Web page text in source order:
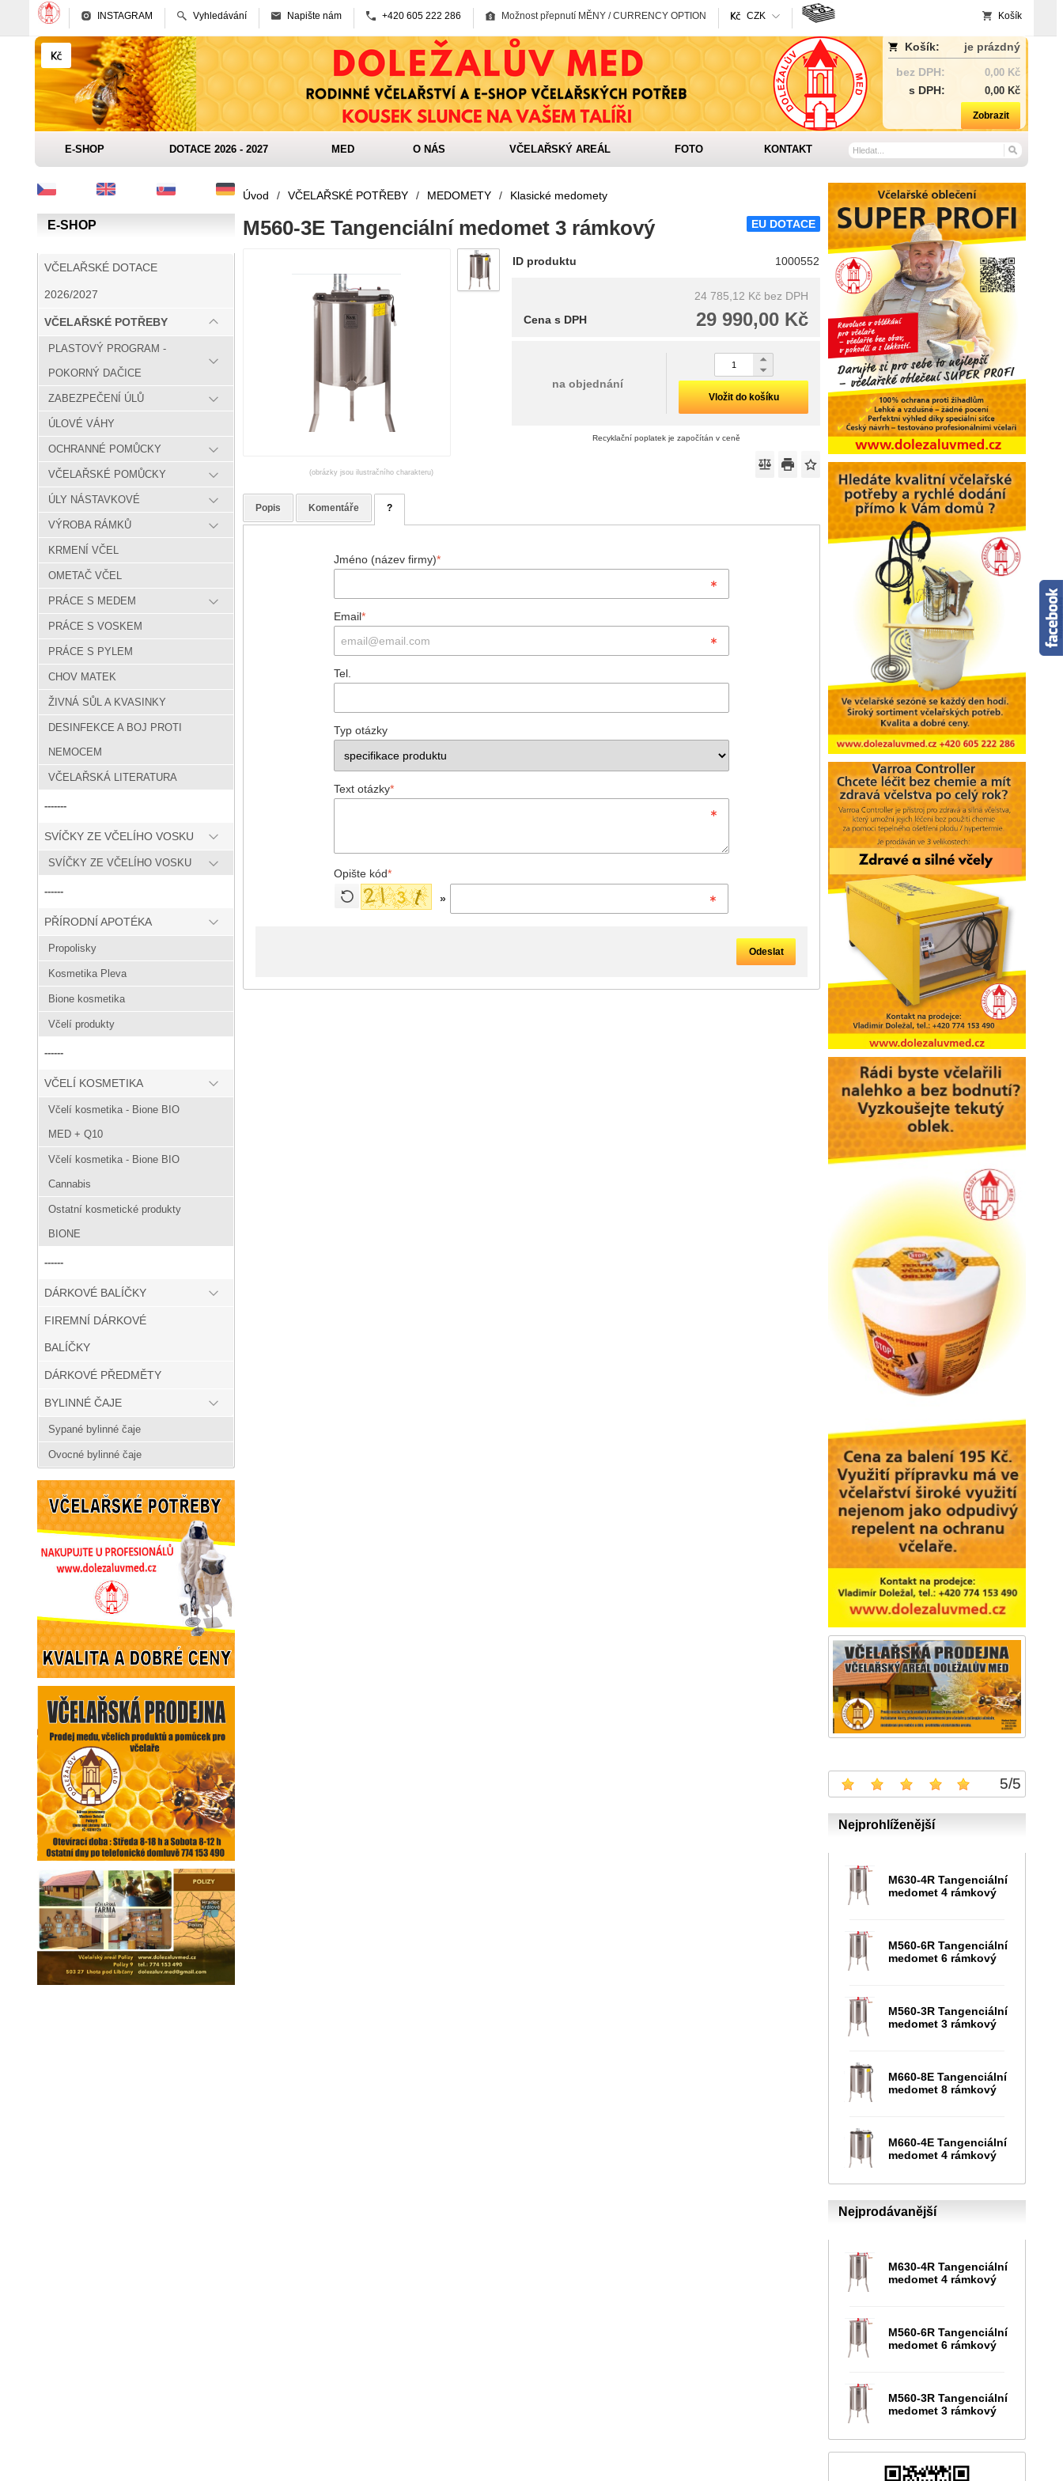
INSTAGRAM Vyhledávání Napište nám +420 605 222 286 Možnost přepnutí MĚNY / CURRENCY OPTION CZK Košík
Košík:
je prázdný
bez DPH:
0,00 Kč
s DPH: 0,00 Kč
Zobrazit
E-SHOP DOTACE 2026 - 2027 MED O NÁS VČELAŘSKÝ AREÁL FOTO KONTAKT
E-SHOP
VČELAŘSKÉ DOTACE
2026/2027
VČELAŘSKÉ POTŘEBY
PLASTOVÝ PROGRAM -
POKORNÝ DAČICE
ZABEZPEČENÍ ÚLŮ
ÚLOVÉ VÁHY
OCHRANNÉ POMŮCKY
VČELAŘSKÉ POMŮCKY
ÚLY NÁSTAVKOVÉ
VÝROBA RÁMKŮ
KRMENÍ VČEL
OMETAČ VČEL
PRÁCE S MEDEM
PRÁCE S VOSKEM
PRÁCE S PYLEM
CHOV MATEK
ŽIVNÁ SŮL A KVASINKY
DESINFEKCE A BOJ PROTI
NEMOCEM
VČELAŘSKÁ LITERATURA
-------
SVÍČKY ZE VČELÍHO VOSKU
SVÍČKY ZE VČELÍHO VOSKU
------
PŘÍRODNÍ APOTÉKA
Propolisky
Kosmetika Pleva
Bione kosmetika
Včelí produkty
------
VČELÍ KOSMETIKA
Včelí kosmetika - Bione BIO
MED + Q10
Včelí kosmetika - Bione BIO
Cannabis
Ostatní kosmetické produkty
BIONE
------
DÁRKOVÉ BALÍČKY
FIREMNÍ DÁRKOVÉ
BALÍČKY
DÁRKOVÉ PŘEDMĚTY
BYLINNÉ ČAJE
Sypané bylinné čaje
Ovocné bylinné čaje
5/5
Nejprohlíženější
M630-4R Tangenciální
medomet 4 rámkový
M560-6R Tangenciální
medomet 6 rámkový
M560-3R Tangenciální
medomet 3 rámkový
M660-8E Tangenciální
medomet 8 rámkový
M660-4E Tangenciální
medomet 4 rámkový
Nejprodávanější
M630-4R Tangenciální
medomet 4 rámkový
M560-6R Tangenciální
medomet 6 rámkový
M560-3R Tangenciální
medomet 3 rámkový
Úvod / VČELAŘSKÉ POTŘEBY / MEDOMETY / Klasické medomety
EU DOTACE
M560-3E Tangenciální medomet 3 rámkový
(obrázky jsou ilustračního charakteru)
ID produktu 1000552
24 785,12 Kč bez DPH
29 990,00 Kč
Cena s DPH
na objednání
Vložit do košíku
Recyklační poplatek je započítán v ceně
Popis Komentáře ?
Jméno (název firmy)*
Email*
Tel.
Typ otázky
Text otázky*
Opište kód*
»
Odeslat